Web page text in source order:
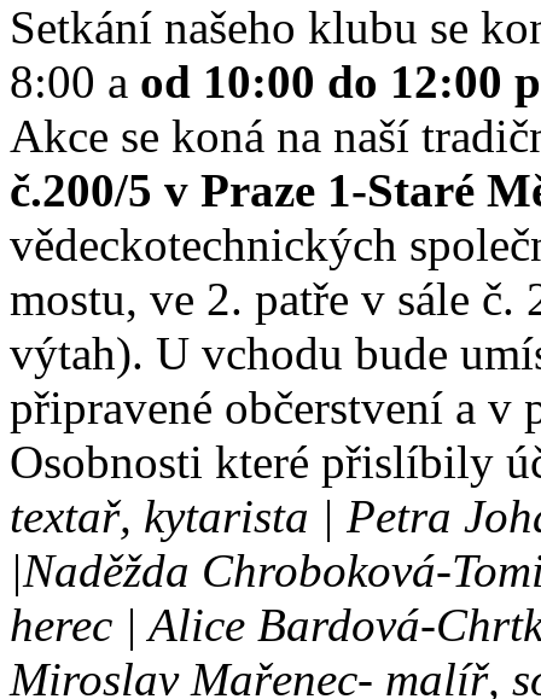
Setkání našeho klubu se
8:00 a od 10:00 do 12:00
Akce se koná na naší
č.200/5 v Praze 1-Staré
vědeckotechnických
mostu, ve 2. patře v sále
výtah). U vchodu bude
připravené občerstvení a
Osobnosti které přislíbily
textař, kytarista | Petra
|Naděžda Chroboková-
herec | Alice Bardová-
Miroslav Mařenec- malíř,